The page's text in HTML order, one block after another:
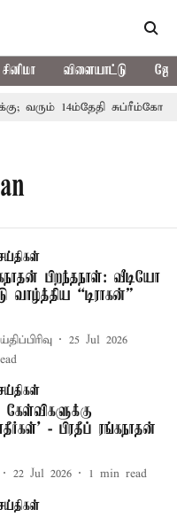
சினிமா விளையாட்டு
வரும் 14ம்தேதி
பிறந்தநாள்: வீடியோ
வாழ்த்திய “டிராகன்”
25 Jul 2026
கேள்விகளுக்கு
- பிரதீப் ரங்கநாதன்
22 Jul 2026 1 min read